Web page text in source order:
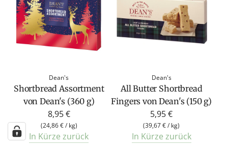
Dean's
Shortbread Assortment
von Dean's (360 g)
8,95 €
(24,86 €/ kg)
In Kürze zurück
Dean's
All Butter Shortbread
Fingers von Dean's (150 g)
5,95 €
(39,67 €/ kg)
In Kürze zurück